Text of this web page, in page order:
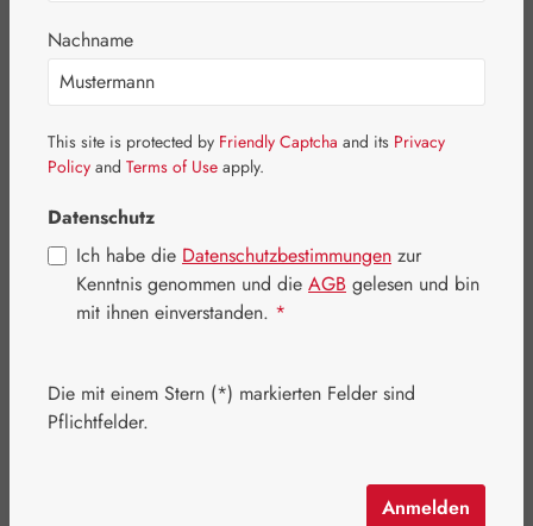
Bildergalerie überspringen
Nachname
This site is protected by Friendly Captcha and its Privacy
Policy and Terms of Use apply.
Datenschutz
Ich habe die Datenschutzbestimmungen zur
Kenntnis genommen und die AGB gelesen und bin
mit ihnen einverstanden. *
Die mit einem Stern (*) markierten Felder sind
Pflichtfelder.
Anmelden